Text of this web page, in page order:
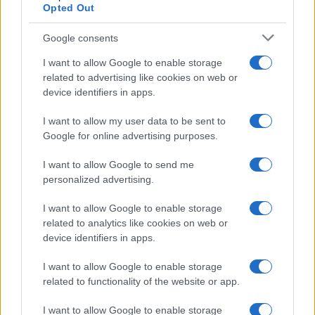
Opted Out
Google consents
I want to allow Google to enable storage
related to advertising like cookies on web or
device identifiers in apps.
I want to allow my user data to be sent to
Google for online advertising purposes.
I want to allow Google to send me
personalized advertising.
I want to allow Google to enable storage
related to analytics like cookies on web or
device identifiers in apps.
I want to allow Google to enable storage
related to functionality of the website or app.
I want to allow Google to enable storage
Martina Agostina Diturco
I nostri cari
I nostri cari
I nostri cari
Giovannimaria Cabras